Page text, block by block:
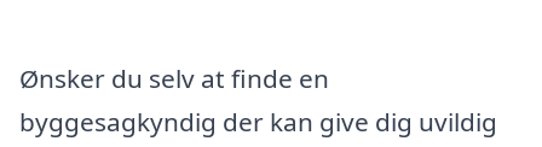
Ønsker du selv at finde en
byggesagkyndig der kan give dig uvildig